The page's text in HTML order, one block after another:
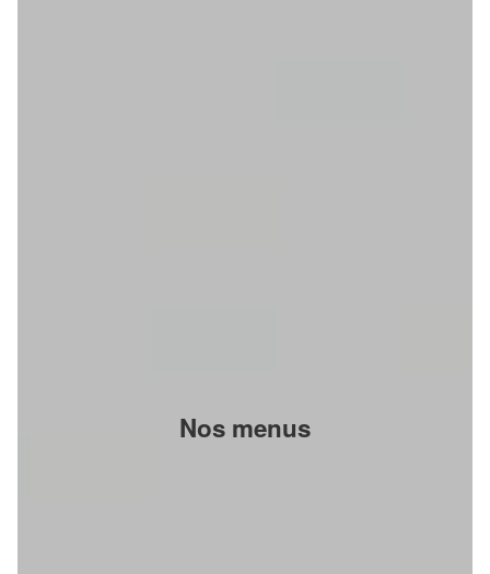
Nos menus